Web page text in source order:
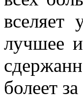
вселяет
лучшее
болеет